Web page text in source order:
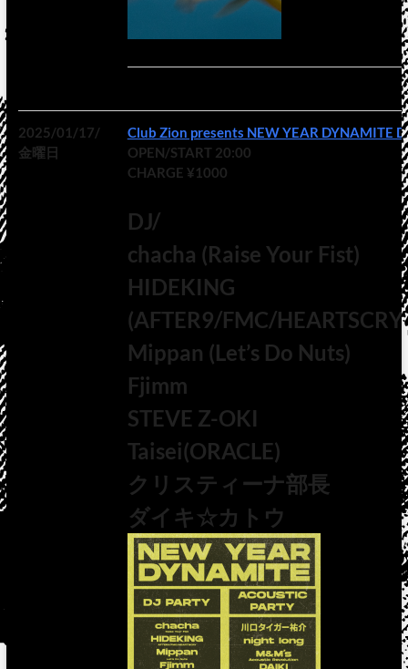
2025/01/17/
金曜日
Club Zion presents NEW YEAR DYNAMITE
OPEN/START 20:00
CHARGE ¥1000
DJ/
chacha (Raise Your Fist)
HIDEKING
(AFTER9/FMC/
Mippan (Let’s Do Nuts)
Fjimm
STEVE Z-OKI
Taisei(ORACLE)
クリスティーナ部長
ダイキ☆カトウ